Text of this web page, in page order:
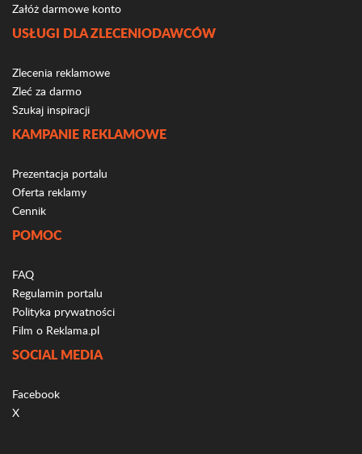
Załóż darmowe konto
USŁUGI DLA ZLECENIODAWCÓW
Zlecenia reklamowe
Zleć za darmo
Szukaj inspiracji
KAMPANIE REKLAMOWE
Prezentacja portalu
Oferta reklamy
Cennik
POMOC
FAQ
Regulamin portalu
Polityka prywatności
Film o Reklama.pl
SOCIAL MEDIA
Facebook
X